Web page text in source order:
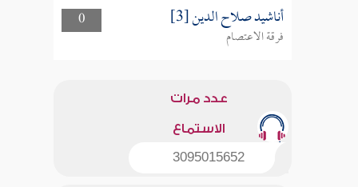
0
أناشيد صلاح الدين [3]
فرقة الاعتصام
عدد مرات
الاستماع
3095015652